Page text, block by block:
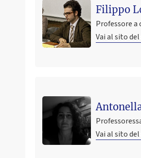
Filippo
Professore
Vai al sito
ANALISI DEI COSTI T -
21
Vai al sito